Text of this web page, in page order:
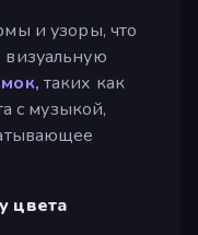
и узоры, что
визуальную
таких как
с музыкой,
цвета